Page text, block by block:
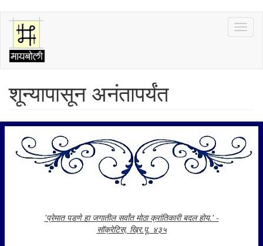
Skip
main
content
शून्यापासून अनंतापर्यंत
'प्रेमात पडणे हा जगातील सर्वांत मोठा क्रांतिकारी बदल होय.' -
सॉक्रेटिस, ख्रि.पू. ४३५